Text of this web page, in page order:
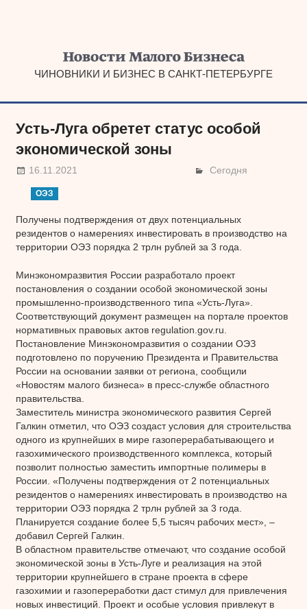
ЧИНОВНИКИ И БИЗНЕС В САНКТ-ПЕТЕРБУРГЕ
Усть-Луга обретет статус особой
экономической зоны
16.11.2021 Сегодня
ОЭЗ
Получены подтверждения от двух потенциальных
резидентов о намерениях инвестировать в производство на
территории ОЭЗ порядка 2 трлн рублей за 3 года.
Минэкономразвития России разработало проект
постановления о создании особой экономической зоны
промышленно-производственного типа «Усть-Луга».
Соответствующий документ размещен на портале проектов
нормативных правовых актов regulation.gov.ru.
Постановление Минэкономразвития о создании ОЭЗ
подготовлено по поручению Президента и Правительства
России на основании заявки от региона, сообщили
«Новостям малого бизнеса» в пресс-службе областного
правительства.
Заместитель министра экономического развития Сергей
Галкин отметил, что ОЭЗ создаст условия для строительства
одного из крупнейших в мире газоперерабатывающего и
газохимического производственного комплекса, который
позволит полностью заместить импортные полимеры в
России. «Получены подтверждения от 2 потенциальных
резидентов о намерениях инвестировать в производство на
территории ОЭЗ порядка 2 трлн рублей за 3 года.
Планируется создание более 5,5 тысяч рабочих мест», –
добавил Сергей Галкин.
В областном правительстве отмечают, что создание особой
экономической зоны в Усть-Луге и реализация на этой
территории крупнейшего в стране проекта в сфере
газохимии и газопереработки даст стимул для привлечения
новых инвестиций. Проект и особые условия привлекут в